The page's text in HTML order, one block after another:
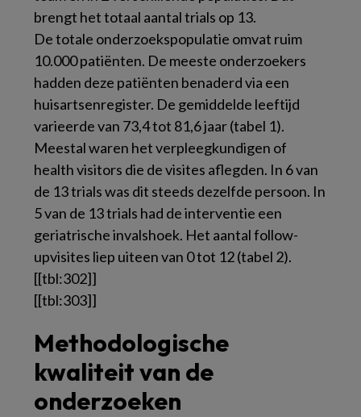
brengt het totaal aantal trials op 13.
De totale onderzoekspopulatie omvat ruim
10.000 patiënten. De meeste onderzoekers
hadden deze patiënten benaderd via een
huisartsenregister. De gemiddelde leeftijd
varieerde van 73,4 tot 81,6 jaar (tabel 1).
Meestal waren het verpleegkundigen of
health visitors die de visites aflegden. In 6 van
de 13 trials was dit steeds dezelfde persoon. In
5 van de 13 trials had de interventie een
geriatrische invalshoek. Het aantal follow-
upvisites liep uiteen van 0 tot 12 (tabel 2).
[[tbl:302]]
[[tbl:303]]
Methodologische
kwaliteit van de
onderzoeken